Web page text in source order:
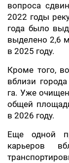
вопроса
2022 годы
года было
выделено 2,6
в 2025 году.
Кроме того,
вблизи
га. Уже
общей
в 2026 году.
Еще одной
карьеров